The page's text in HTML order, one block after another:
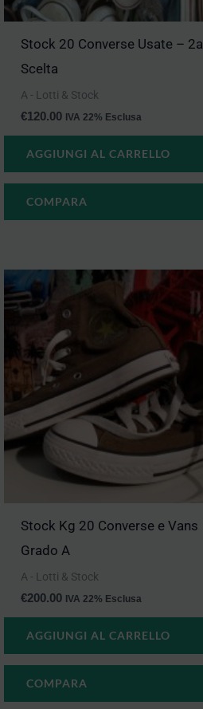
Stock 20 Converse Usate – 2a
Scelta
A - Lotti & Stock
€120.00 IVA 22% Esclusa
AGGIUNGI AL CARRELLO
COMPARA
Stock Kg 20 Converse e Vans
Grado A
A - Lotti & Stock
€200.00 IVA 22% Esclusa
AGGIUNGI AL CARRELLO
COMPARA